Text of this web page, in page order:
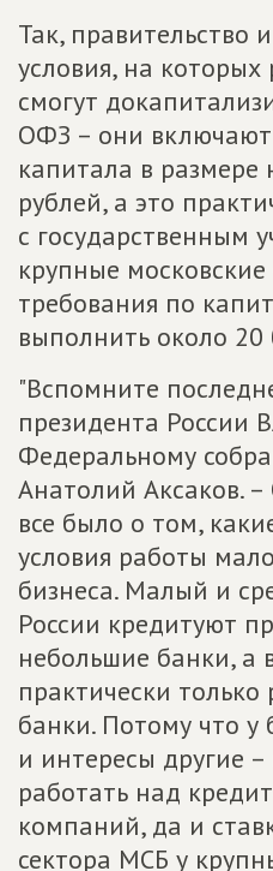
Так, правительство
условия, на которых
смогут
ОФЗ – они
капитала в
рублей, а это
с государственным
крупные
требования по
выполнить около 20
"Вспомните
президента России
Федеральному
Анатолий Аксаков.
все было о том,
условия работы
бизнеса. Малый и
России кредитуют
небольшие банки, а
практически
банки. Потому что у
и интересы другие
работать над
компаний, да и
сектора МСБ у